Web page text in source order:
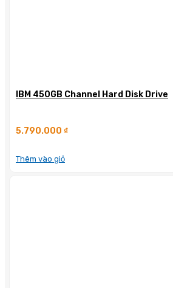
IBM 450GB Channel Hard Disk Drive
5.790.000 ₫
Thêm vào giỏ